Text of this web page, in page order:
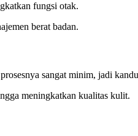
fungsi otak.
berat badan.
sangat minim, jadi
meningkatkan kualitas kulit.